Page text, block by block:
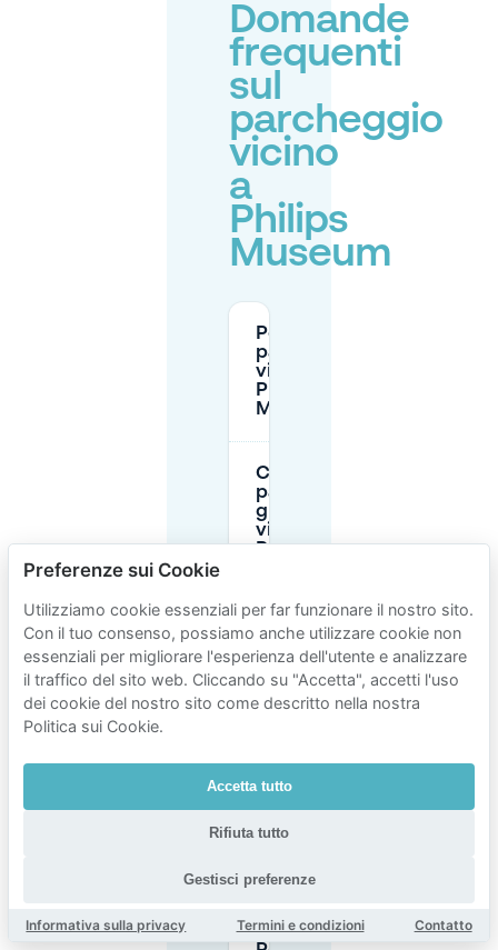
Domande
frequenti
sul
parcheggio
vicino
a
Philips
Museum
Posso
parcheggiare
vicino al
Philips
Museum?
C'è
parcheggio
gratuito
vicino al
Philips
Quanto costa
parcheggiare
intorno a
Emmasingel?
permesso
di
parcheggio
Eindhoven?
Preferenze sui Cookie
Utilizziamo cookie essenziali per far funzionare il nostro sito.
Con il tuo consenso, possiamo anche utilizzare cookie non
essenziali per migliorare l'esperienza dell'utente e analizzare
il traffico del sito web. Cliccando su "Accetta", accetti l'uso
dei cookie del nostro sito come descritto nella nostra
Politica sui Cookie.
Accetta tutto
Rifiuta tutto
Gestisci preferenze
Informativa sulla privacy Termini e condizioni Contatto